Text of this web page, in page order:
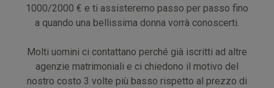
1000/2000 € e ti assisteremo passo per passo fino
a quando una bellissima donna vorrà conoscerti.
Molti uomini ci contattano perché già iscritti ad altre
agenzie matrimoniali e ci chiedono il motivo del
nostro costo 3 volte più basso rispetto al prezzo di